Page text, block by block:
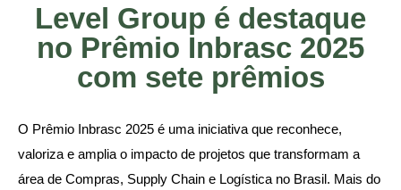
Level Group é destaque
no Prêmio Inbrasc 2025
com sete prêmios
O Prêmio Inbrasc 2025 é uma iniciativa que reconhece,
valoriza e amplia o impacto de projetos que transformam a
área de Compras, Supply Chain e Logística no Brasil. Mais do